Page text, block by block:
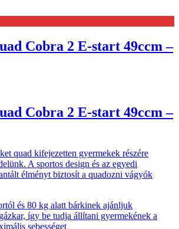
Cobra 2 E-start 49ccm –
Cobra 2 E-start 49ccm –
quad kifejezetten gyermekek részére
A sportos design és az egyedi
élményt biztosít a quadozni vágyók
és 80 kg alatt bárkinek ajánljuk
így be tudja állítani gyermekének a
sebességet